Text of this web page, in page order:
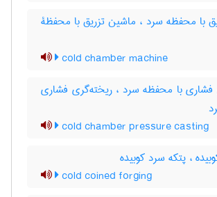
با محفظه سرد ، ماشین تزریق با محفظۀ
cold chamber machine
فشاری با محفظه سرد ، ریخته‌گری فشاری
cold chamber pressure casting
، پتکه سرد کوبیده
cold coined forging